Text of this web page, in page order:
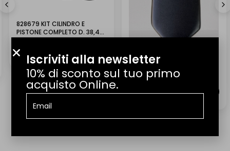
QUANTO TEMPO CI VUOLE PER LA CONSEGNA?
QUANTO COSTA LA SPEDIZIONE?
IL PRODOTTO ARRIVA GIÀ MONTATO?
POSSO EFFETTUARE UN RESO?
828679 KIT CILINDRO E
PISTONE COMPLETO D. 38,4
ORIGINALE PIAGGIO APE 50
€
SEDILE BIPOSTO NERO CON
BORDINO BIANCO PER
PIAGGIO APE 50
€65,00
Iscriviti alla newsletter
10% di sconto sul tuo primo
acquisto Online.